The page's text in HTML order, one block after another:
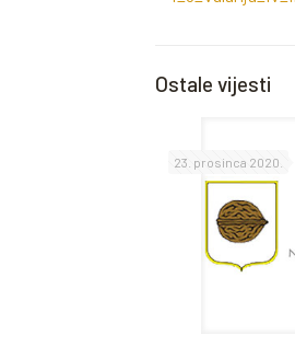
Ostale vijesti
23. prosinca 2020.